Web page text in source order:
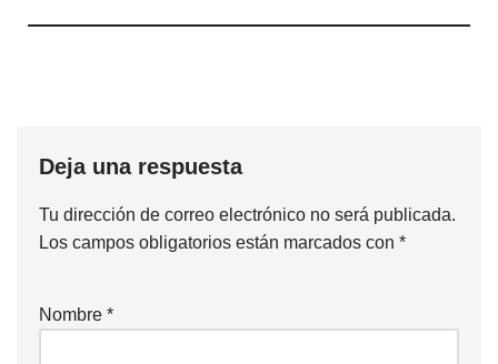
Deja una respuesta
Tu dirección de correo electrónico no será publicada.
Los campos obligatorios están marcados con *
Nombre *